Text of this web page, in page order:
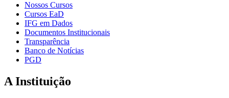
Nossos Cursos
Cursos EaD
IFG em Dados
Documentos Institucionais
Transparência
Banco de Notícias
PGD
A Instituição